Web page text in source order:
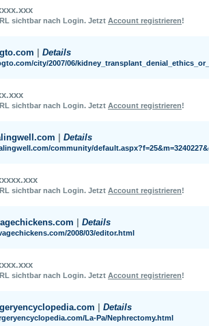
sichtbar nach Login. Jetzt Account registrieren!
Details
city/2007/06/
sichtbar nach Login. Jetzt Account registrieren!
Details
community/
sichtbar nach Login. Jetzt Account registrieren!
Details
2008/03/editor.html
sichtbar nach Login. Jetzt Account registrieren!
Details
La-Pa/Nephrectomy.html